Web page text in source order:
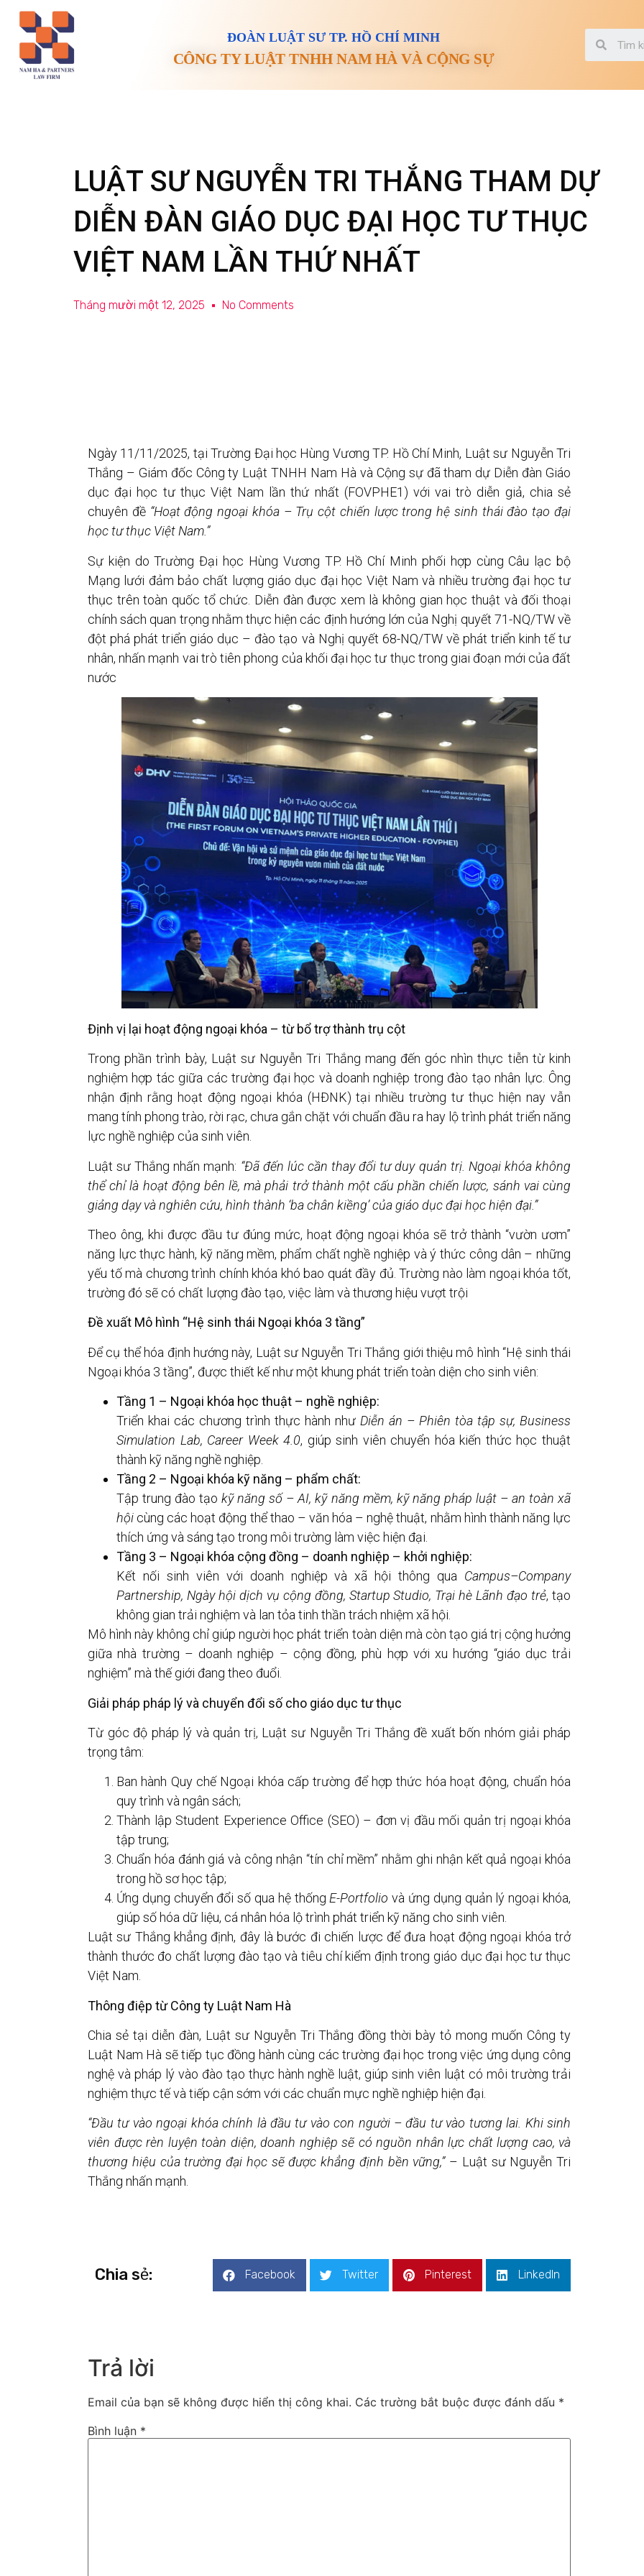
ĐOÀN LUẬT SƯ TP. HỒ CHÍ MINH
CÔNG TY LUẬT TNHH NAM HÀ VÀ CỘNG SỰ
LUẬT SƯ NGUYỄN TRI THẮNG THAM DỰ
DIỄN ĐÀN GIÁO DỤC ĐẠI HỌC TƯ THỤC
VIỆT NAM LẦN THỨ NHẤT
Tháng mười một 12, 2025 No Comments
Ngày 11/11/2025, tại Trường Đại học Hùng Vương TP. Hồ Chí Minh, Luật sư Nguyễn Tri
Thắng – Giám đốc Công ty Luật TNHH Nam Hà và Cộng sự đã tham dự Diễn đàn Giáo
dục đại học tư thục Việt Nam lần thứ nhất (FOVPHE1) với vai trò diễn giả, chia sẻ
chuyên đề “Hoạt động ngoại khóa – Trụ cột chiến lược trong hệ sinh thái đào tạo đại
học tư thục Việt Nam.”
Sự kiện do Trường Đại học Hùng Vương TP. Hồ Chí Minh phối hợp cùng Câu lạc bộ
Mạng lưới đảm bảo chất lượng giáo dục đại học Việt Nam và nhiều trường đại học tư
thục trên toàn quốc tổ chức. Diễn đàn được xem là không gian học thuật và đối thoại
chính sách quan trọng nhằm thực hiện các định hướng lớn của Nghị quyết 71-NQ/TW về
đột phá phát triển giáo dục – đào tạo và Nghị quyết 68-NQ/TW về phát triển kinh tế tư
nhân, nhấn mạnh vai trò tiên phong của khối đại học tư thục trong giai đoạn mới của đất
nước
Định vị lại hoạt động ngoại khóa – từ bổ trợ thành trụ cột
Trong phần trình bày, Luật sư Nguyễn Tri Thắng mang đến góc nhìn thực tiễn từ kinh
nghiệm hợp tác giữa các trường đại học và doanh nghiệp trong đào tạo nhân lực. Ông
nhận định rằng hoạt động ngoại khóa (HĐNK) tại nhiều trường tư thục hiện nay vẫn
mang tính phong trào, rời rạc, chưa gắn chặt với chuẩn đầu ra hay lộ trình phát triển năng
lực nghề nghiệp của sinh viên.
Luật sư Thắng nhấn mạnh: “Đã đến lúc cần thay đổi tư duy quản trị. Ngoại khóa không
thể chỉ là hoạt động bên lề, mà phải trở thành một cấu phần chiến lược, sánh vai cùng
giảng dạy và nghiên cứu, hình thành ‘ba chân kiềng’ của giáo dục đại học hiện đại.”
Theo ông, khi được đầu tư đúng mức, hoạt động ngoại khóa sẽ trở thành “vườn ươm”
năng lực thực hành, kỹ năng mềm, phẩm chất nghề nghiệp và ý thức công dân – những
yếu tố mà chương trình chính khóa khó bao quát đầy đủ. Trường nào làm ngoại khóa tốt,
trường đó sẽ có chất lượng đào tạo, việc làm và thương hiệu vượt trội
Đề xuất Mô hình “Hệ sinh thái Ngoại khóa 3 tầng”
Để cụ thể hóa định hướng này, Luật sư Nguyễn Tri Thắng giới thiệu mô hình “Hệ sinh thái
Ngoại khóa 3 tầng”, được thiết kế như một khung phát triển toàn diện cho sinh viên:
Tầng 1 – Ngoại khóa học thuật – nghề nghiệp:
Triển khai các chương trình thực hành như Diễn án – Phiên tòa tập sự, Business
Simulation Lab, Career Week 4.0, giúp sinh viên chuyển hóa kiến thức học thuật
thành kỹ năng nghề nghiệp.
Tầng 2 – Ngoại khóa kỹ năng – phẩm chất:
Tập trung đào tạokỹ năng số – AI, kỹ năng mềm, kỹ năng pháp luật – an toàn xã
hội cùng các hoạt động thể thao – văn hóa – nghệ thuật, nhằm hình thành năng lực
thích ứng và sáng tạo trong môi trường làm việc hiện đại.
Tầng 3 – Ngoại khóa cộng đồng – doanh nghiệp – khởi nghiệp:
Kết nối sinh viên với doanh nghiệp và xã hội thông qua Campus–Company
Partnership, Ngày hội dịch vụ cộng đồng, Startup Studio, Trại hè Lãnh đạo trẻ, tạo
không gian trải nghiệm và lan tỏa tinh thần trách nhiệm xã hội.
Mô hình này không chỉ giúp người học phát triển toàn diện mà còn tạo giá trị cộng hưởng
giữa nhà trường – doanh nghiệp – cộng đồng, phù hợp với xu hướng “giáo dục trải
nghiệm” mà thế giới đang theo đuổi.
Giải pháp pháp lý và chuyển đổi số cho giáo dục tư thục
Từ góc độ pháp lý và quản trị, Luật sư Nguyễn Tri Thắng đề xuất bốn nhóm giải pháp
trọng tâm:
Ban hành Quy chế Ngoại khóa cấp trường để hợp thức hóa hoạt động, chuẩn hóa
quy trình và ngân sách;
Thành lập Student Experience Office (SEO) – đơn vị đầu mối quản trị ngoại khóa
tập trung;
Chuẩn hóa đánh giá và công nhận “tín chỉ mềm” nhằm ghi nhận kết quả ngoại khóa
trong hồ sơ học tập;
Ứng dụng chuyển đổi số qua hệ thốngE-Portfolio và ứng dụng quản lý ngoại khóa,
giúp số hóa dữ liệu, cá nhân hóa lộ trình phát triển kỹ năng cho sinh viên.
Luật sư Thắng khẳng định, đây là bước đi chiến lược để đưa hoạt động ngoại khóa trở
thành thước đo chất lượng đào tạo và tiêu chí kiểm định trong giáo dục đại học tư thục
Việt Nam.
Thông điệp từ Công ty Luật Nam Hà
Chia sẻ tại diễn đàn, Luật sư Nguyễn Tri Thắng đồng thời bày tỏ mong muốn Công ty
Luật Nam Hà sẽ tiếp tục đồng hành cùng các trường đại học trong việc ứng dụng công
nghệ và pháp lý vào đào tạo thực hành nghề luật, giúp sinh viên luật có môi trường trải
nghiệm thực tế và tiếp cận sớm với các chuẩn mực nghề nghiệp hiện đại.
“Đầu tư vào ngoại khóa chính là đầu tư vào con người – đầu tư vào tương lai. Khi sinh
viên được rèn luyện toàn diện, doanh nghiệp sẽ có nguồn nhân lực chất lượng cao, và
thương hiệu của trường đại học sẽ được khẳng định bền vững,”– Luật sư Nguyễn Tri
Thắng nhấn mạnh.
Chia sẻ: Facebook Twitter Pinterest LinkedIn
Trả lời
Email của bạn sẽ không được hiển thị công khai. Các trường bắt buộc được đánh dấu *
Bình luận *